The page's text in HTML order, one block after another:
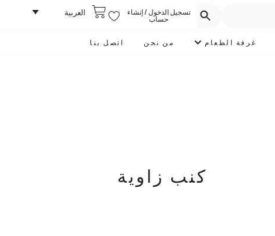
تسجيل الدخول / إنشاء
حساب
العربية
غرفة الطعام من نحن اتصل بنا
كنب زاوية